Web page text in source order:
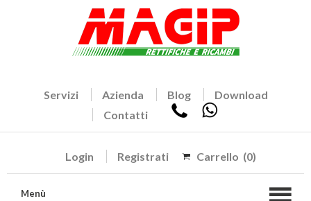
Servizi Azienda Blog
Download
Contatti
Login Registrati Carrello (0)
Menù